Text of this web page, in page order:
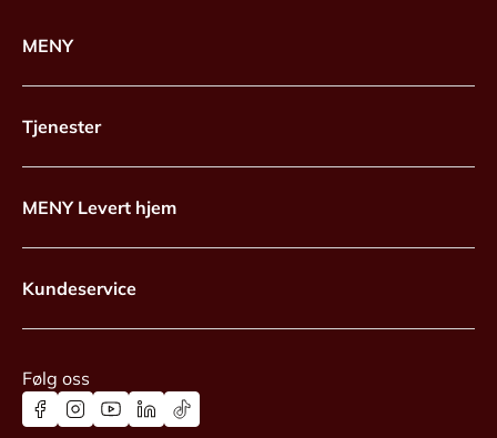
MENY
Tjenester
MENY Levert hjem
Kundeservice
Følg oss